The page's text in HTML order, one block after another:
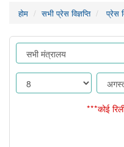
होम सभी प्रेस विज्ञप्ति प्रेस
***कोई